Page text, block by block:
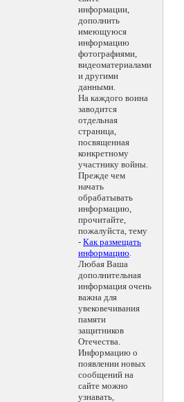
информации,
дополнить
имеющуюся
информацию
фотографиями,
видеоматериалами
и другими
данными.
На каждого воина
заводится
отдельная
страница,
посвященная
конкретному
участнику войны.
Прежде чем
начать
обрабатывать
информацию,
прочитайте,
пожалуйста, тему
- Как размещать
информацию.
Любая Ваша
дополнительная
информация очень
важна для
увековечивания
памяти
защитников
Отечества.
Информацию о
появлении новых
сообщений на
сайте можно
узнавать,